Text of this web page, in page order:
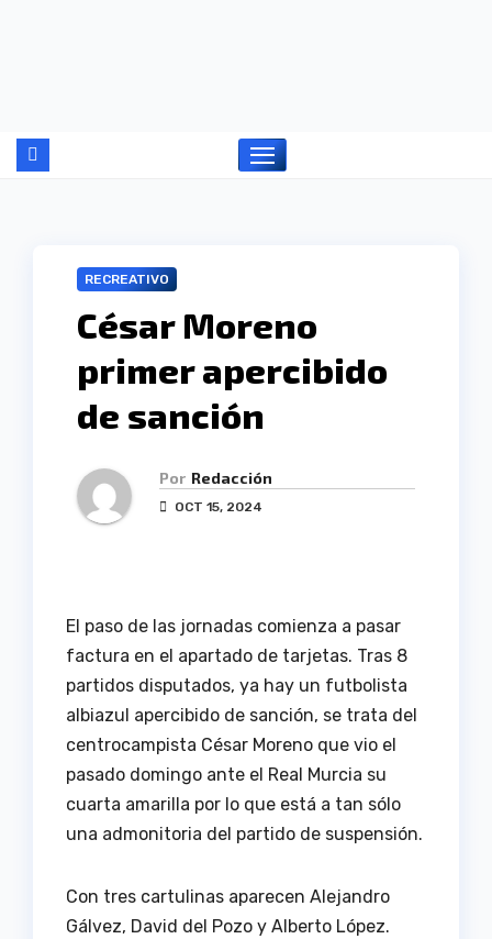
RECREATIVO
César Moreno
primer apercibido
de sanción
Por Redacción
OCT 15, 2024
El paso de las jornadas comienza a pasar
factura en el apartado de tarjetas. Tras 8
partidos disputados, ya hay un futbolista
albiazul apercibido de sanción, se trata del
centrocampista César Moreno que vio el
pasado domingo ante el Real Murcia su
cuarta amarilla por lo que está a tan sólo
una admonitoria del partido de suspensión.
Con tres cartulinas aparecen Alejandro
Gálvez, David del Pozo y Alberto López.